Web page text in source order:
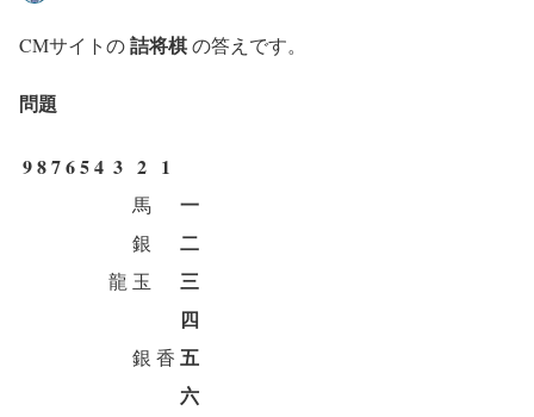
CMサイトの詰将棋の答えです。
問題
987654 3 2 1
馬 一
銀 二
龍 玉
三
四
銀 香 五
六